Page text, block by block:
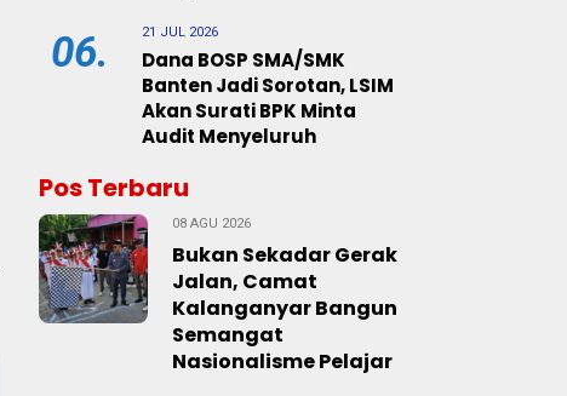
06. 21 JUL 2026
Dana BOSP SMA/SMK
Banten Jadi Sorotan, LSIM
Akan Surati BPK Minta
Audit Menyeluruh
Pos Terbaru
08 AGU 2026
Bukan Sekadar Gerak
Jalan, Camat
Kalanganyar Bangun
Semangat
Nasionalisme Pelajar